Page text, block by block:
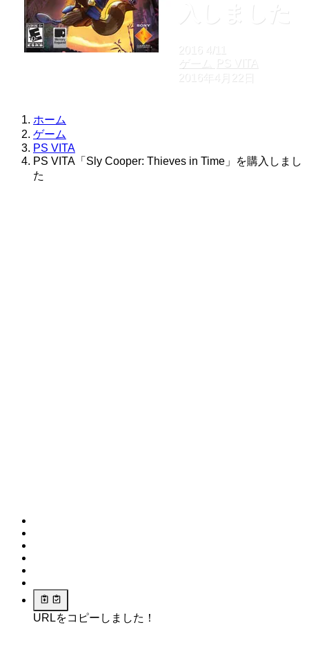
入しました
2016 4/11
ゲーム
PS VITA
2016年4月22日
ホーム
ゲーム
PS VITA
PS VITA「Sly Cooper: Thieves in Time」を購入しまし
た
URLをコピーしました！